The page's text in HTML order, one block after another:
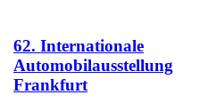
62. Internationale
Automobilausstellung
Frankfurt